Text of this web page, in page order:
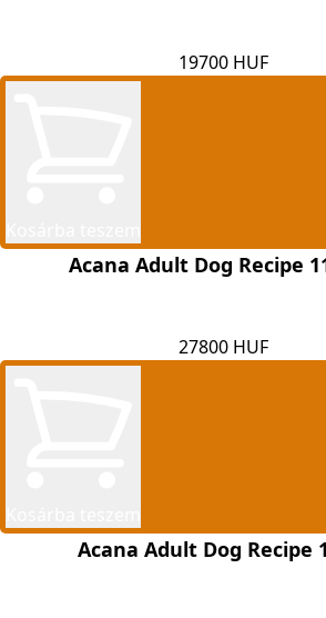
19700 HUF
Acana Adult Dog Recipe
27800 HUF
Acana Adult Dog Recipe